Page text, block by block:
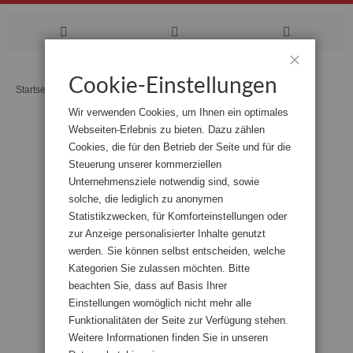
Startseite Kompetenzen für die digitalisierte Verwaltung Band 3
Cookie-Einstellungen
Wir verwenden Cookies, um Ihnen ein optimales
Webseiten-Erlebnis zu bieten. Dazu zählen
Cookies, die für den Betrieb der Seite und für die
Steuerung unserer kommerziellen
Unternehmensziele notwendig sind, sowie
solche, die lediglich zu anonymen
Statistikzwecken, für Komforteinstellungen oder
zur Anzeige personalisierter Inhalte genutzt
werden. Sie können selbst entscheiden, welche
Kategorien Sie zulassen möchten. Bitte
beachten Sie, dass auf Basis Ihrer
Einstellungen womöglich nicht mehr alle
Funktionalitäten der Seite zur Verfügung stehen.
Weitere Informationen finden Sie in unseren